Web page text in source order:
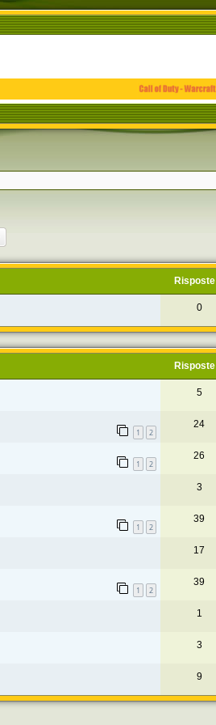
Risposte
0
Risposte
5
1 2
24
1 2
26
3
1 2
39
17
1 2
39
1
3
9